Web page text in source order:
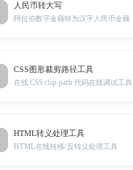
人民币转大写
阿拉伯数字金额转为汉字人民币金额
CSS图形裁剪路径工具
在线 CSS clip-path 代码在线调试工具
HTML转义处理工具
HTML在线转移/反转义处理工具